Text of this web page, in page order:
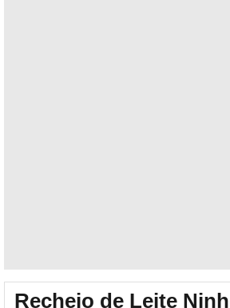
Recheio de Leite